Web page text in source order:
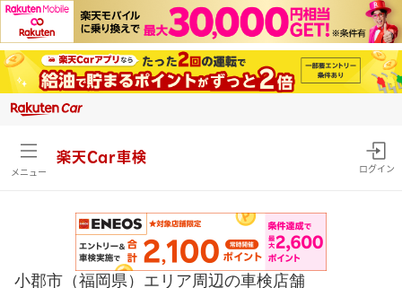
メニュー
楽天Car車検
ログイン
小郡市（福岡県）エリア周辺の車検店舗